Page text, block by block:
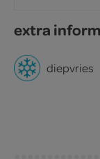
extra
diepvries